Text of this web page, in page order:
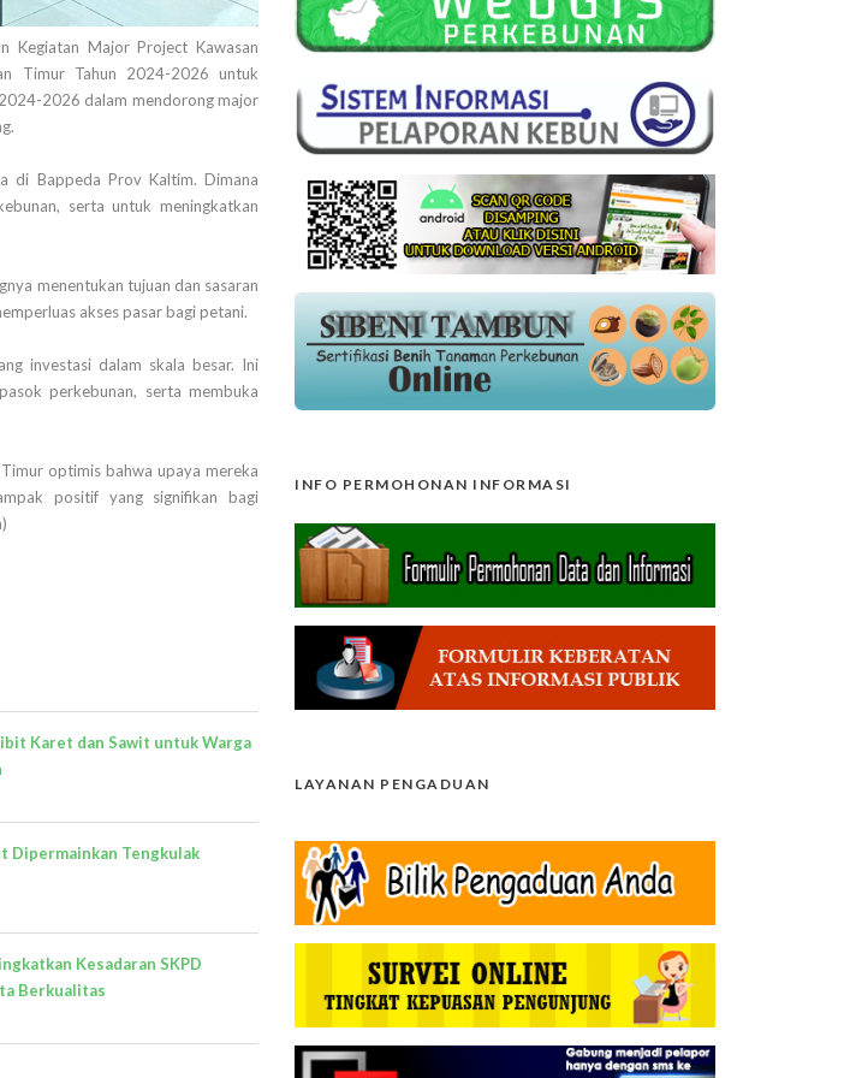
Kegiatan Major Project Kawasan
Timur Tahun 2024-2026 untuk
2026 dalam mendorong major
di Bappeda Prov Kaltim. Dimana
serta untuk meningkatkan
menentukan tujuan dan sasaran
akses pasar bagi petani.
investasi dalam skala besar. Ini
perkebunan, serta membuka
optimis bahwa upaya mereka
positif yang signifikan bagi
Karet dan Sawit untuk Warga
Dipermainkan Tengkulak
Kesadaran SKPD
Berkualitas
INFO PERMOHONAN INFORMASI
LAYANAN PENGADUAN